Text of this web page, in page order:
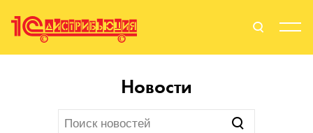
Стать Партнером
Новости